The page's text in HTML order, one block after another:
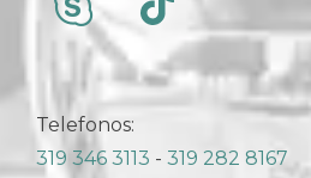
Telefonos:
319 346 3113 - 319 282 8167